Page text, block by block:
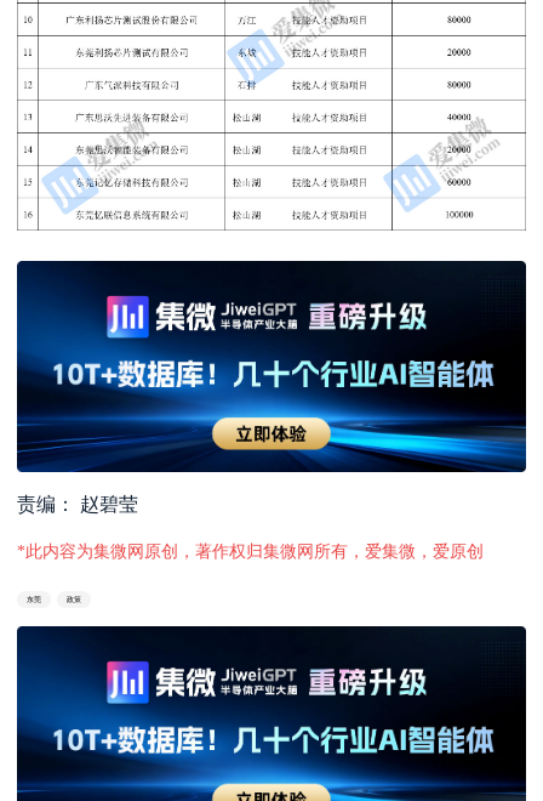
责编： 赵碧莹
*此内容为集微网原创，著作权归集微网所有，爱集微，爱原创
东莞 政策